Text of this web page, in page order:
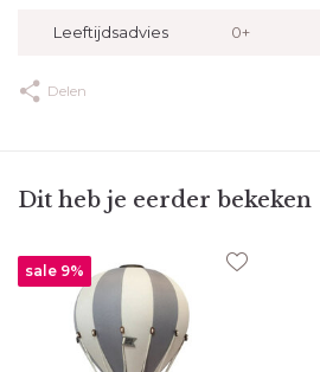
Leeftijdsadvies 0+
Delen
Dit heb je eerder bekeken
sale 9%